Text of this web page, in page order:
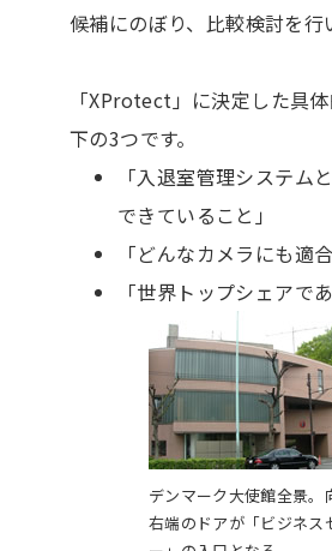
候補にのぼり、比較検討を行
「XProtect」に決定した具
下の3つです。
「入退室管理システム
できていること」
「どんなカメラにも適
「世界トップシェアで
デンマーク大使館全景。
右端のドアが「ビジネス